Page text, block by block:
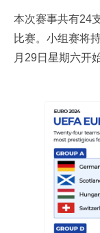
本次赛事共有24
比赛。小组赛将
月29日星期六开始